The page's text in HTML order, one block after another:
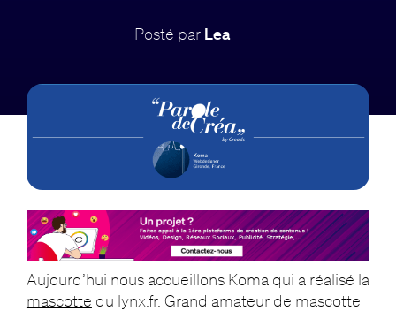
Posté par Lea
Aujourd’hui nous accueillons Koma qui a réalisé la
mascotte du lynx.fr. Grand amateur de mascotte